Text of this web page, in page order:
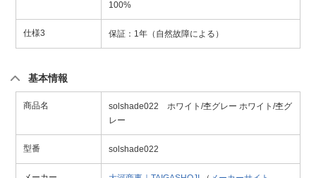
100%
仕様3 保証：1年（自然故障による）
基本情報
商品名
solshade022 ホワイト/杢グレー ホワイト/杢グ
レー
型番 solshade022